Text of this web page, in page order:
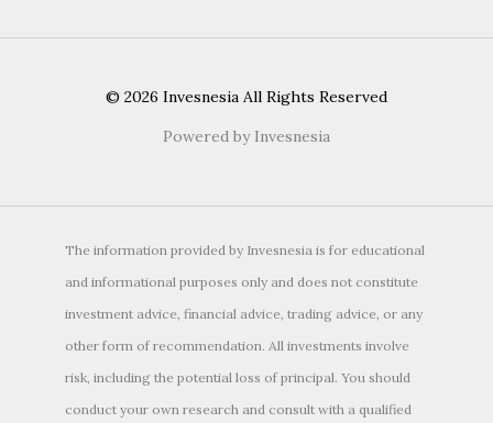
© 2026 Invesnesia All Rights Reserved
Powered by Invesnesia
The information provided by Invesnesia is for educational
and informational purposes only and does not constitute
investment advice, financial advice, trading advice, or any
other form of recommendation. All investments involve
risk, including the potential loss of principal. You should
conduct your own research and consult with a qualified